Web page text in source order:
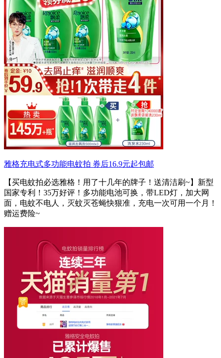
雅格充电式多功能电蚊拍 券后16.9元起包邮
【买电蚊拍必选雅格！用了十几年的牌子！送清洁刷~】新型
国家专利！35万好评！多功能电池可换，带LED灯，加大网
面，电蚊不电人，灭蚊灭苍蝇快狠准，充电一次可用一个月！
赠运费险~